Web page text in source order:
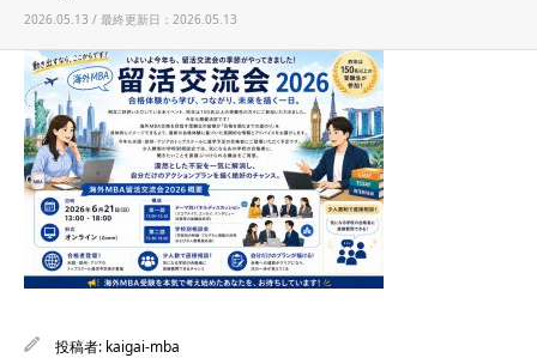
2026.05.13 / 最終更新日：2026.05.13
投稿者: kaigai-mba